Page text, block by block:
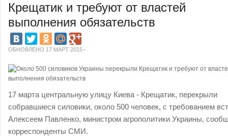
Крещатик и требуют от властей
выполнения обязательств
ОБНОВЛЕНО 17 МАРТ 2015
17 марта центральную улицу Киева - Крещатик, перекрыли
собравшиеся силовики, около 500 человек, с требованием
Алексеем Павленко, министром агрополитики Украины,
корреспонденты СМИ.